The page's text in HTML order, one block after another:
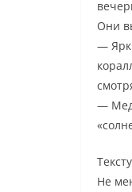
Они
—
—
Не